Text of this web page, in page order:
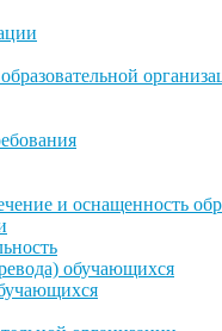
и оснащенность
обучающихся